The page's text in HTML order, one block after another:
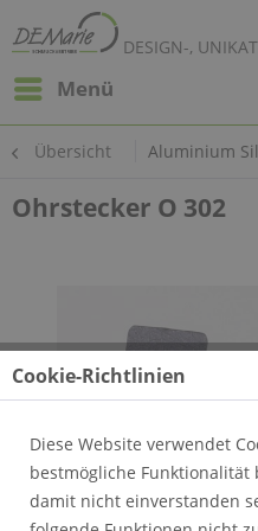
DESIGN-,
Menü
Übersicht Aluminium
Ohrstecker O 302
Cookie-Richtlinien
Diese Website verwendet
bestmögliche Funktionalität
damit nicht einverstanden